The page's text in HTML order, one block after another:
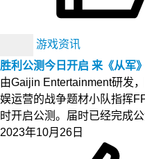
游戏资讯
胜利公测今日开启 来《从军
由Gaijin Entertainment研发
娱运营的战争题材小队指挥
时开启公测。届时已经完成
2023年10月26日